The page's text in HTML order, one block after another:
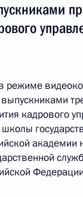
режиме
кадрового
академии